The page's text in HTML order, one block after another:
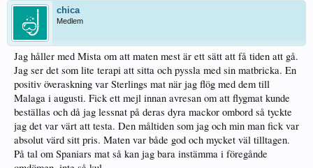
chica
Medlem
Jag håller med Mista om att maten mest är ett sätt att få tiden att gå.
Jag ser det som lite terapi att sitta och pyssla med sin matbricka. En
positiv överaskning var Sterlings mat när jag flög med dem till
Malaga i augusti. Fick ett mejl innan avresan om att flygmat kunde
beställas och då jag lessnat på deras dyra mackor ombord så tyckte
jag det var värt att testa. Den måltiden som jag och min man fick var
absolut värd sitt pris. Maten var både god och mycket väl tilltagen.
På tal om Spaniars mat så kan jag bara instämma i föregånde